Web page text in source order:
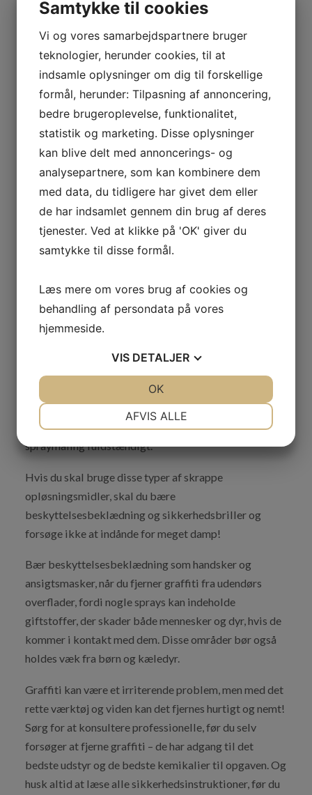
rengøringsmidlet.
Hvis der er tale om en overflade, der er malet, er det
vigtigt at bruge et opløsningsmiddel som xylen eller
acetone for at hjælpe med at nedbryde malingen
Professionelle opløsningsmidler kan være meget
farlige og bør kun bruges af dem, der er bekendt med,
hvordan man håndterer dem sikkert. Sørg for at læse
alle sikkerhedsinstruktioner, før du bruger en hvilken
som helst type opløsningsmiddel!
Brug en oliebaseret malingfjerner
Brug en oliebaseret malingfjerner eller en kemisk
stripper på hårde overflader som f.eks.
lad den sidde i flere minutter, inden du skraber den
resterende graffiti af.
Længere påføringstider vil gøre denne proces lettere,
men vær opmærksom på, at det kan tage op til 24
timer for nogle kemikalier at fjerne alle spor af
spraymaling fuldstændigt.
Hvis du skal bruge disse typer af skrappe
opløsningsmidler, skal du bære
beskyttelsesbeklædning og sikkerhedsbriller og
forsøge ikke at indånde for meget damp!
Bær beskyttelsesbeklædning som handsker og
ansigtsmasker, når du fjerner graffiti fra udendørs
overflader, fordi nogle sprays kan indeholde
giftstoffer, der skader både mennesker og dyr, hvis de
kommer i kontakt med dem. Disse områder bør også
holdes væk fra børn og kæledyr.
Graffiti kan være et irriterende problem, men med det
rette værktøj og viden kan det fjernes hurtigt og nemt!
Sørg for at konsultere professionelle, før du selv
forsøger at fjerne graffiti – de har adgang til det
bedste udstyr og de bedste kemikalier til opgaven. Og
husk altid at læse alle sikkerhedsinstruktioner, før du
Samtykke til cookies
Vi og vores samarbejdspartnere bruger
teknologier, herunder cookies, til at
indsamle oplysninger om dig til forskellige
formål, herunder: Tilpasning af annoncering,
bedre brugeroplevelse, funktionalitet,
statistik og marketing. Disse oplysninger
kan blive delt med annoncerings- og
analysepartnere, som kan kombinere dem
med data, du tidligere har givet dem eller
de har indsamlet gennem din brug af deres
tjenester. Ved at klikke på 'OK' giver du
samtykke til disse formål.
Læs mere om vores brug af cookies og
behandling af persondata på vores
hjemmeside.
VIS DETALJER
AFVIS ALLE
OK